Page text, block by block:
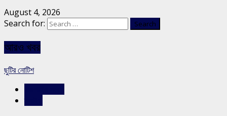
August 4, 2026
Search for:
আরও খবর
ছুটির নোটিশ